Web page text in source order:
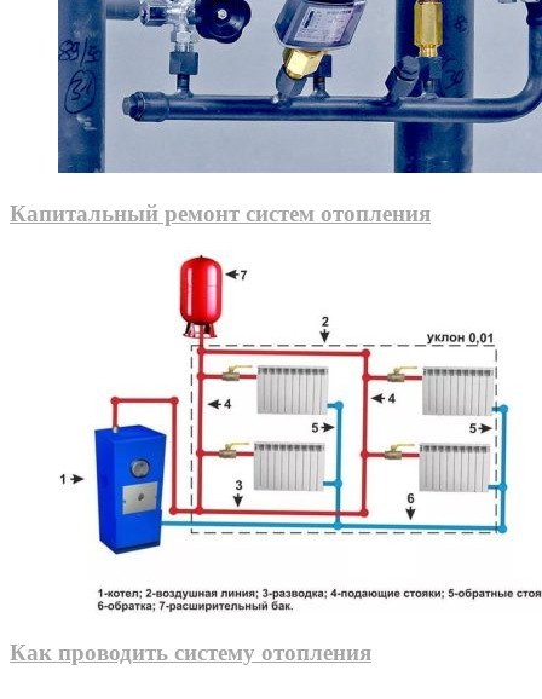
Капитальный ремонт систем отопления
Как проводить систему отопления